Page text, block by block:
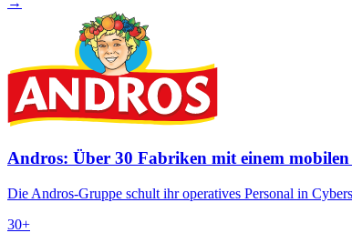
Andros: Über 30 Fabriken mit einem
Die Andros-Gruppe schult ihr operatives Personal in
30+